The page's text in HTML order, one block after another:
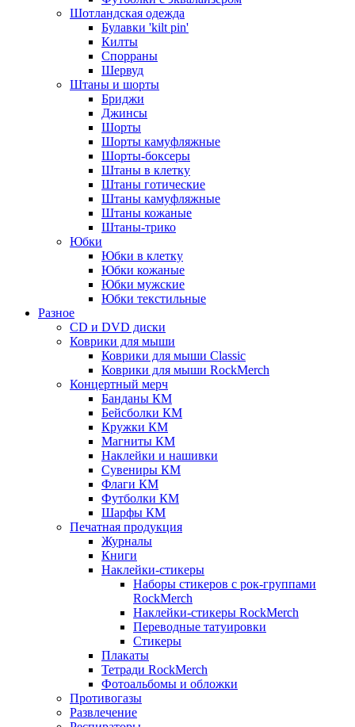
Шотландская одежда
Булавки 'kilt pin'
Килты
Спорраны
Шервуд
Штаны и шорты
Бриджи
Джинсы
Шорты
Шорты камуфляжные
Шорты-боксеры
Штаны в клетку
Штаны готические
Штаны камуфляжные
Штаны кожаные
Штаны-трико
Юбки
Юбки в клетку
Юбки кожаные
Юбки мужские
Юбки текстильные
Разное
CD и DVD диски
Коврики для мыши
Коврики для мыши Classic
Коврики для мыши RockMerch
Концертный мерч
Банданы КМ
Бейсболки КМ
Кружки КМ
Магниты КМ
Наклейки и нашивки
Сувениры КМ
Флаги КМ
Футболки КМ
Шарфы КМ
Печатная продукция
Журналы
Книги
Наклейки-стикеры
Наборы стикеров с рок-группами
RockMerch
Наклейки-стикеры RockMerch
Переводные татуировки
Стикеры
Плакаты
Тетради RockMerch
Фотоальбомы и обложки
Противогазы
Развлечение